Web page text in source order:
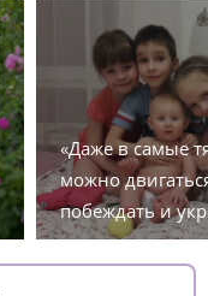
«Даже в самые
можно
побеждать и